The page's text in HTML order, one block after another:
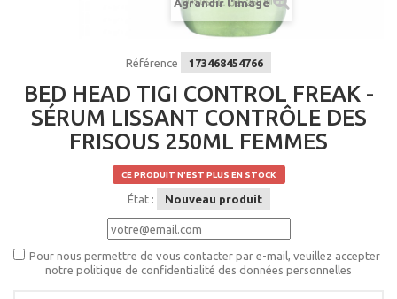
Agrandir l'image
Référence 173468454766
BED HEAD TIGI CONTROL FREAK -
SÉRUM LISSANT CONTRÔLE DES
FRISOUS 250ML FEMMES
CE PRODUIT N'EST PLUS EN STOCK
État : Nouveau produit
Pour nous permettre de vous contacter par e-mail, veuillez accepter
notre politique de confidentialité des données personnelles